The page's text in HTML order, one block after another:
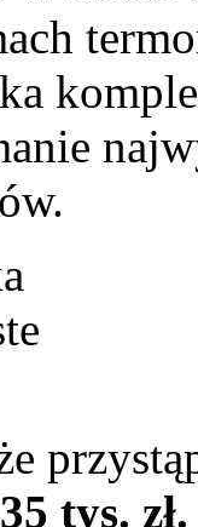
tys. zł.